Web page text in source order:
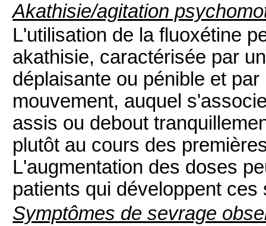
Akathisie/agitation
L'utilisation de la fluoxétine
akathisie, caractérisée par
déplaisante ou pénible et
mouvement, auquel
assis ou debout
plutôt au cours des
L'augmentation des doses
patients qui développent ces
Symptômes de sevrage